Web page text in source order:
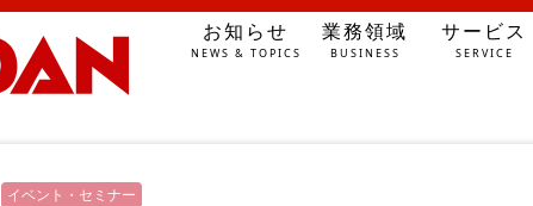
お知らせ
NEWS & TOPICS
業務領域
BUSINESS
サービス
SERVICE
イベント・セミナー